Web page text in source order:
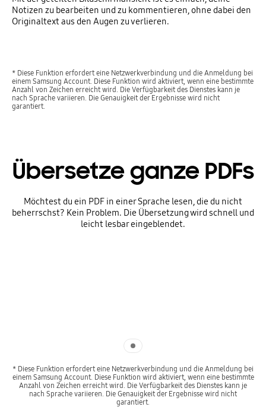
Notizen zu bearbeiten und zu kommentieren, ohne dabei den
Originaltext aus den Augen zu verlieren.
* Diese Funktion erfordert eine Netzwerkverbindung und die Anmeldung bei
einem Samsung Account. Diese Funktion wird aktiviert, wenn eine bestimmte
Anzahl von Zeichen erreicht wird. Die Verfügbarkeit des Dienstes kann je
nach Sprache variieren. Die Genauigkeit der Ergebnisse wird nicht
garantiert.
Übersetze ganze PDFs
Möchtest du ein PDF in einer Sprache lesen, die du nicht
beherrschst? Kein Problem. Die Übersetzung wird schnell und
leicht lesbar eingeblendet.
* Diese Funktion erfordert eine Netzwerkverbindung und die Anmeldung bei
einem Samsung Account. Diese Funktion wird aktiviert, wenn eine bestimmte
Anzahl von Zeichen erreicht wird. Die Verfügbarkeit des Dienstes kann je
nach Sprache variieren. Die Genauigkeit der Ergebnisse wird nicht
garantiert.